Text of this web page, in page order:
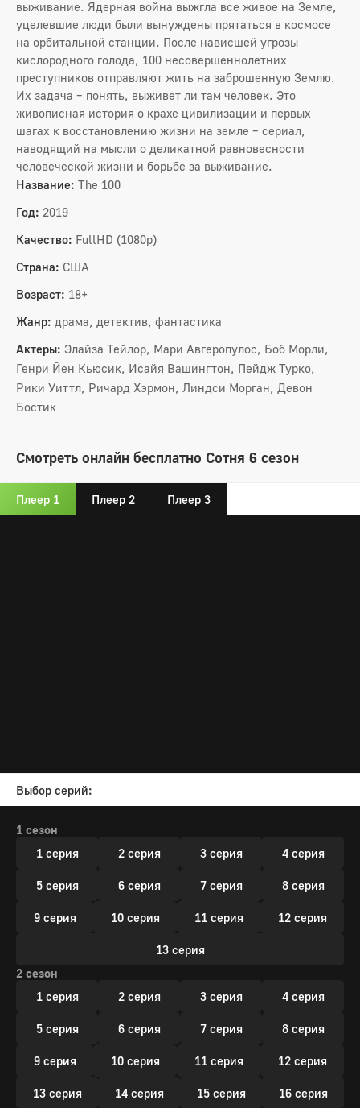
выживание. Ядерная война выжгла все живое на Земле,
уцелевшие люди были вынуждены прятаться в космосе
на орбитальной станции. После нависшей угрозы
кислородного голода, 100 несовершеннолетних
преступников отправляют жить на заброшенную Землю.
Их задача – понять, выживет ли там человек. Это
живописная история о крахе цивилизации и первых
шагах к восстановлению жизни на земле – сериал,
наводящий на мысли о деликатной равновесности
человеческой жизни и борьбе за выживание.
Название: The 100
Год: 2019
Качество: FullHD (1080p)
Страна: США
Возраст: 18+
Жанр: драма, детектив, фантастика
Актеры: Элайза Тейлор, Мари Авгеропулос, Боб Морли,
Генри Йен Кьюсик, Исайя Вашингтон, Пейдж Турко,
Рики Уиттл, Ричард Хэрмон, Линдси Морган, Девон
Бостик
Смотреть онлайн бесплатно Сотня 6 сезон
Плеер 1 Плеер 2 Плеер 3
Выбор серий:
1 сезон
1 серия
2 серия 3 серия 4 серия
5 серия 6 серия 7 серия 8 серия
9 серия 10 серия 11 серия 12 серия
13 серия
2 сезон
1 серия
2 серия 3 серия 4 серия
5 серия 6 серия 7 серия 8 серия
9 серия 10 серия 11 серия 12 серия
13 серия 14 серия 15 серия
16 серия